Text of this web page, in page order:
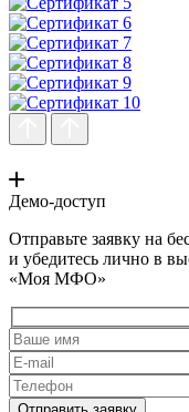
Демо-доступ
Отправьте заявку на
и убедитесь лично в
«Моя МФО»